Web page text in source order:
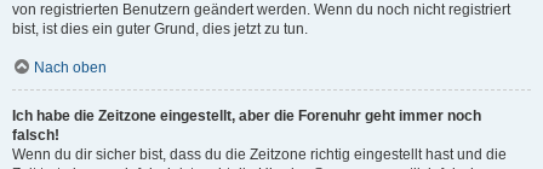
von registrierten Benutzern geändert werden. Wenn du noch nicht registriert
bist, ist dies ein guter Grund, dies jetzt zu tun.
Nach oben
Ich habe die Zeitzone eingestellt, aber die Forenuhr geht immer noch
falsch!
Wenn du dir sicher bist, dass du die Zeitzone richtig eingestellt hast und die